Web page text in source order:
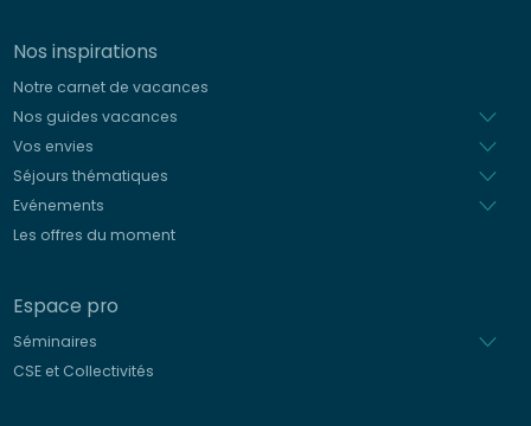
Nos inspirations
Notre carnet de vacances
Nos guides vacances
Vos envies
Séjours thématiques
Evénements
Les offres du moment
Espace pro
Séminaires
CSE et Collectivités